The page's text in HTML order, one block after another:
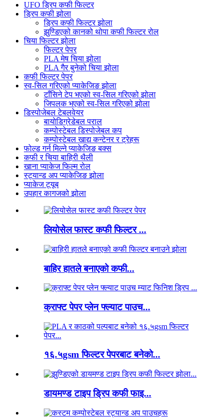
UFO ड्रिप कफी फिल्टर
ड्रिप कफी झोला
ड्रिप कफी फिल्टर झोला
झुण्डिएको कानको थोपा कफी फिल्टर रोल
चिया फिल्टर झोला
फिल्टर पेपर
PLA मेष चिया झोला
PLA गैर बुनेको चिया झोला
कफी फिल्टर पेपर
स्व-सिल गरिएको प्याकेजिङ झोला
टाँसिने टेप भएको स्व-सिल गरिएको झोला
जिपलक भएको स्व-सिल गरिएको झोला
डिस्पोजेबल टेबलवेयर
बायोडिग्रेडेबल पराल
कम्पोस्टेबल डिस्पोजेबल कप
कम्पोस्टेबल खाद्य कन्टेनर र ट्रेहरू
फोल्ड गर्न मिल्ने प्याकेजिङ बक्स
कफी र चिया बाहिरी थैली
खाना प्याकेज फिल्म रोल
स्ट्यान्ड अप प्याकेजिङ झोला
प्याकेज ट्यूब
उपहार कागजको झोला
लियोसेल फास्ट कफी फिल्टर ...
बाहिर हातले बनाएको कफी...
क्राफ्ट पेपर प्लेन फ्ल्याट पाउच...
१६.५gsm फिल्टर पेपरबाट बनेको...
डायमण्ड टाइप ड्रिप कफी फाइ...